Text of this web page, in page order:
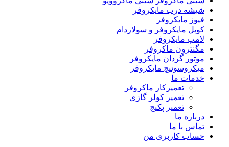
شیشه درب مایکروفر
فیوز مایکروفر
کوپل مایکروفر و سولاردام
لامپ مایکروفر
مگنترون ماکروفر
موتور گردان مایکروفر
میکروسوئیچ مایکروفر
خدمات ما
تعمیرکار ماکروفر
تعمیر کولر گازی
تعمیر پکیج
درباره ما
تماس با ما
حساب کاربری من